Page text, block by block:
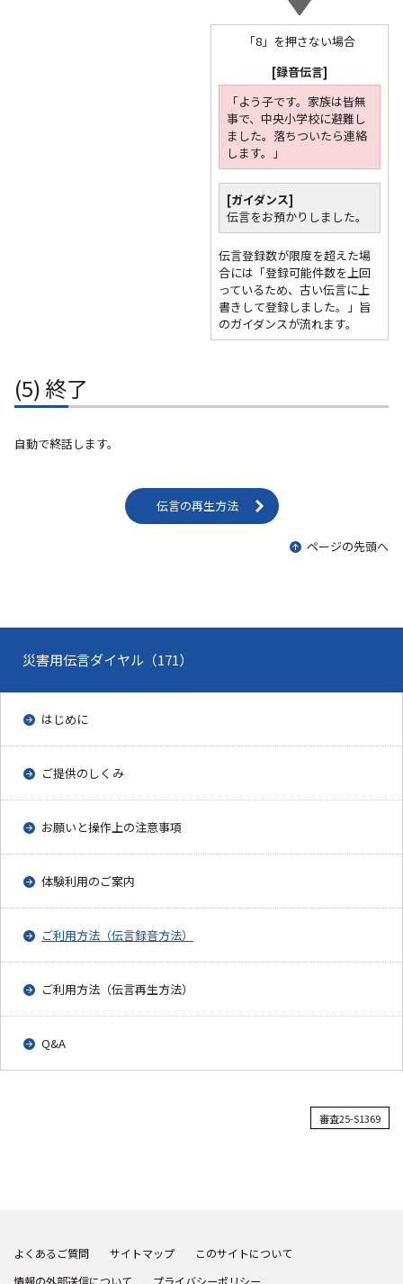
「8」を押さない場合
[録音伝言]
「よう子です。家族は皆無
事で、中央小学校に避難し
ました。落ちついたら連絡
します。」
[ガイダンス]
伝言をお預かりしました。
伝言登録数が限度を超えた場
合には「登録可能件数を上回
っているため、古い伝言に上
書きして登録しました。」旨
のガイダンスが流れます。
(5) 終了
自動で終話します。
伝言の再生方法
ページの先頭へ
災害用伝言ダイヤル（171）
はじめに
ご提供のしくみ
お願いと操作上の注意事項
体験利用のご案内
ご利用方法（伝言録音方法）
ご利用方法（伝言再生方法）
Q&A
審査25-S1369
よくあるご質問 サイトマップ
このサイトについて
情報の外部送信について
プライバシーポリシー